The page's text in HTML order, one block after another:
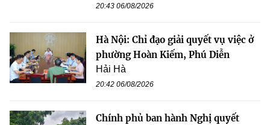
20:43 06/08/2026
Hà Nội: Chỉ đạo giải quyết vụ việc ở
phường Hoàn Kiếm, Phú Diễn
Hải Hà
20:42 06/08/2026
Chính phủ ban hành Nghị quyết